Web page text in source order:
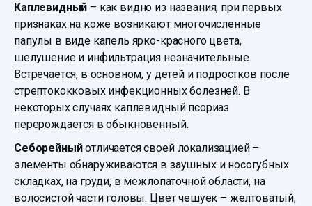
Каплевидный – как видно из названия, при первых
признаках на коже возникают многочисленные
папулы в виде капель ярко-красного цвета,
шелушение и инфильтрация незначительные.
Встречается, в основном, у детей и подростков после
стрептококковых инфекционных болезней. В
некоторых случаях каплевидный псориаз
перерождается в обыкновенный.
Себорейныйотличается своей локализацией –
элементы обнаруживаются в заушных и носогубных
складках, на груди, в межлопаточной области, на
волосистой части головы. Цвет чешуек – желтоватый,